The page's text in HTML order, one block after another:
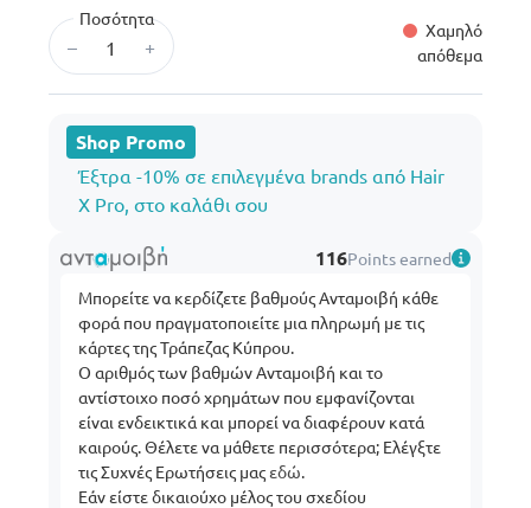
Ποσότητα
– +
Χαμηλό
απόθεμα
Shop Promo
Έξτρα -10% σε επιλεγμένα brands από Hair
X Pro, στο καλάθι σου
116Points earned
Μπορείτε να κερδίζετε βαθμούς Ανταμοιβή κάθε
φορά που πραγματοποιείτε μια πληρωμή με τις
κάρτες της Τράπεζας Κύπρου.
Ο αριθμός των βαθμών Ανταμοιβή και το
αντίστοιχο ποσό χρημάτων που εμφανίζονται
είναι ενδεικτικά και μπορεί να διαφέρουν κατά
καιρούς. Θέλετε να μάθετε περισσότερα; Ελέγξτε
τις Συχνές Ερωτήσεις μαςεδώ.
Εάν είστε δικαιούχο μέλος του σχεδίου